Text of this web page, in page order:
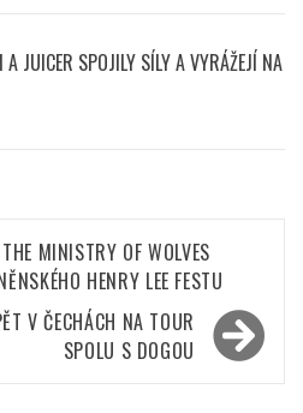
JUICER SPOJILY SÍLY A VYRÁŽEJÍ NA
MINISTRY OF WOLVES
HENRY LEE FESTU
V ČECHÁCH NA TOUR
SPOLU S DOGOU